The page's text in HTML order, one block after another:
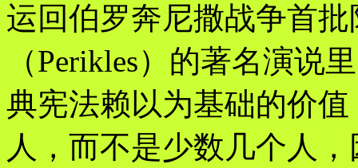
运回伯罗奔尼撒战争首
（Perikles）的著名演说
典宪法赖以为基础的价
人，而不是少数几个人